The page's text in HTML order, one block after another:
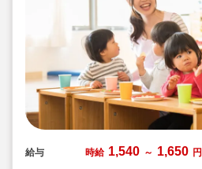
給与 時給 1,540 ～ 1,650 円